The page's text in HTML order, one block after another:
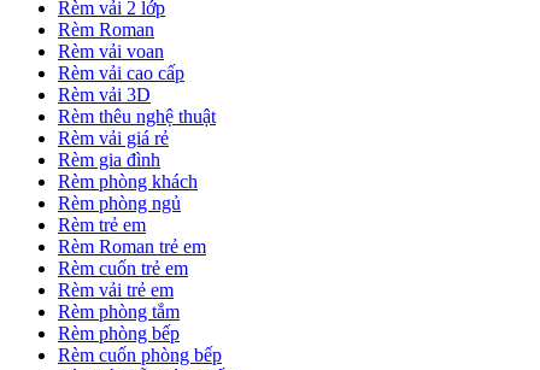
Rèm vải 2 lớp
Rèm Roman
Rèm vải voan
Rèm vải cao cấp
Rèm vải 3D
Rèm thêu nghệ thuật
Rèm vải giá rẻ
Rèm gia đình
Rèm phòng khách
Rèm phòng ngủ
Rèm trẻ em
Rèm Roman trẻ em
Rèm cuốn trẻ em
Rèm vải trẻ em
Rèm phòng tắm
Rèm phòng bếp
Rèm cuốn phòng bếp